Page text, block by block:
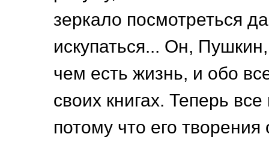
зеркало посмотреться
искупаться... Он,
чем есть жизнь, и обо
своих книгах. Теперь
потому что его